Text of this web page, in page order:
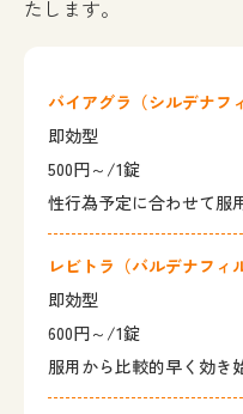
たします。
バイアグラ （シルデナフ
即効型
500円～/1錠
性行為予定に合わせて服
レビトラ （バルデナフィ
即効型
600円～/1錠
服用から比較的早く効き